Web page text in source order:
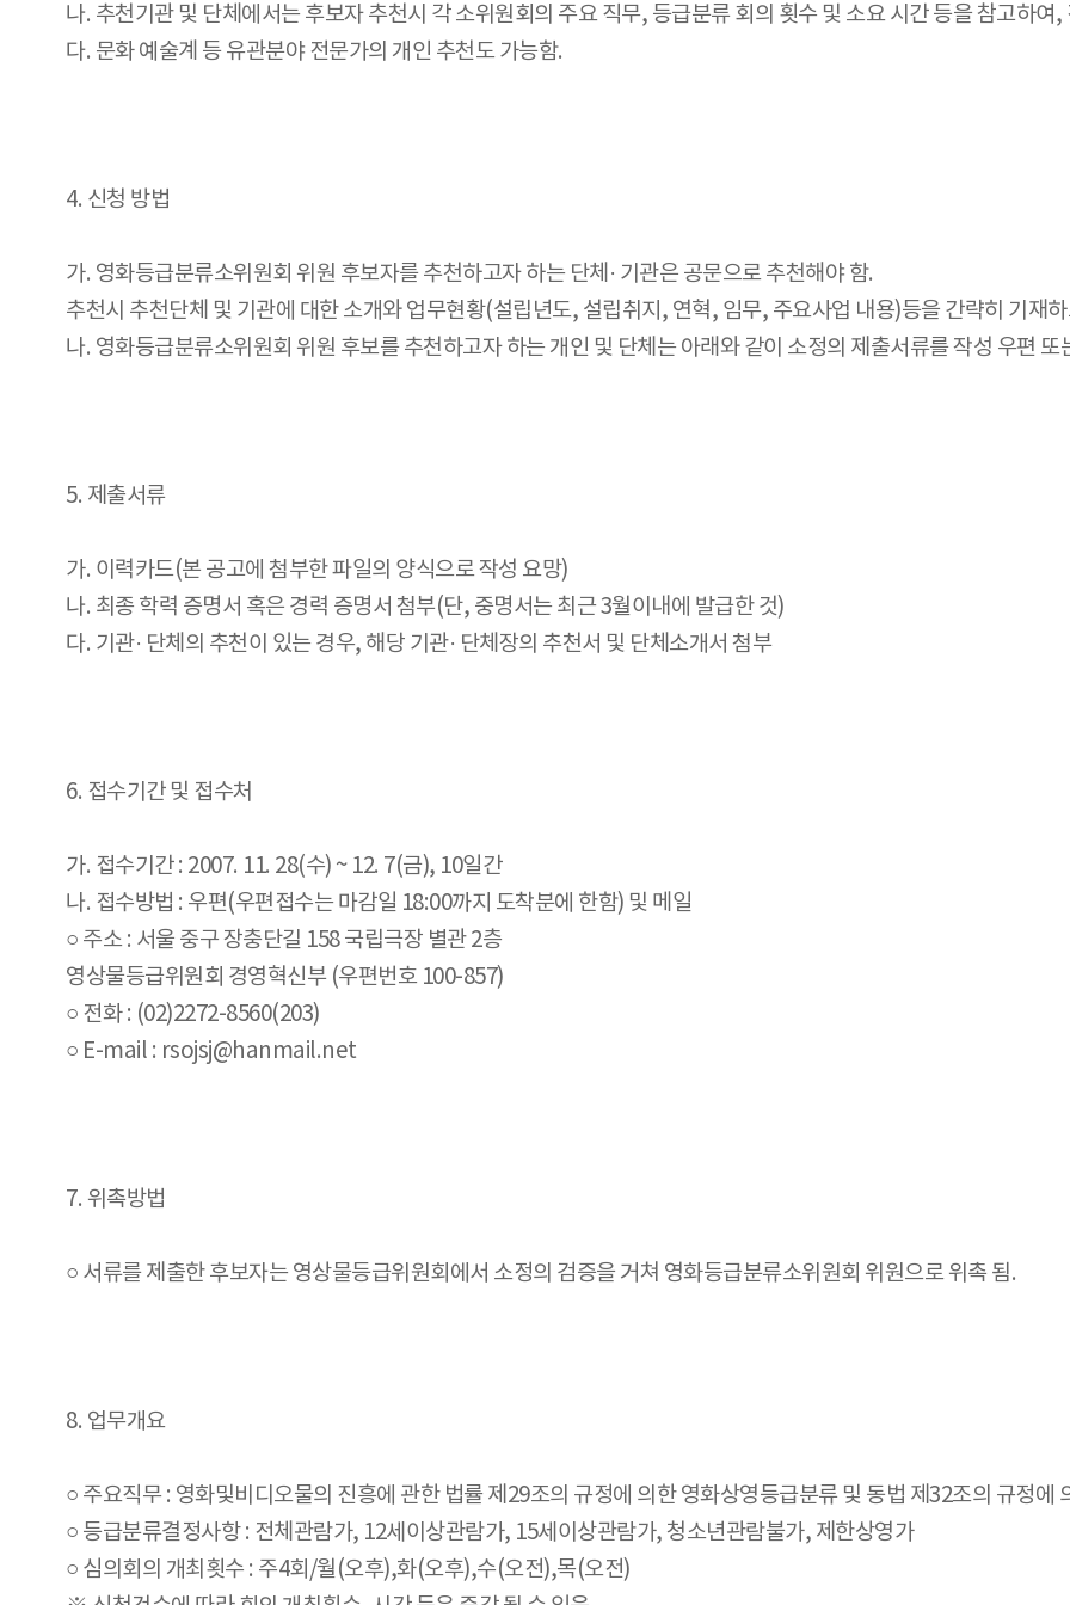
나. 추천기관 및 단체에서는 후보자 추천시 각 소위원회의 주요 직무, 등급분류 회의 횟수 및 소요 시간 등을 참고하
다. 문화 예술계 등 유관분야 전문가의 개인 추천도 가능함.
4. 신청 방법
가. 영화등급분류소위원회 위원 후보자를 추천하고자 하는 단체· 기관은 공문으로 추천해야 함.
추천시 추천단체 및 기관에 대한 소개와 업무현황(설립년도, 설립취지, 연혁, 임무, 주요사업 내용)등을 간략히 기재
나. 영화등급분류소위원회 위원 후보를 추천하고자 하는 개인 및 단체는 아래와 같이 소정의 제출서류를 작성 우편
5. 제출서류
가. 이력카드(본 공고에 첨부한 파일의 양식으로 작성 요망)
나. 최종 학력 증명서 혹은 경력 증명서 첨부(단, 중명서는 최근 3월이내에 발급한 것)
다. 기관· 단체의 추천이 있는 경우, 해당 기관· 단체장의 추천서 및 단체소개서 첨부
6. 접수기간 및 접수처
가. 접수기간 : 2007. 11. 28(수) ~ 12. 7(금), 10일간
나. 접수방법 : 우편(우편접수는 마감일 18:00까지 도착분에 한함) 및 메일
○ 주소 : 서울 중구 장충단길 158 국립극장 별관 2층
영상물등급위원회 경영혁신부 (우편번호 100-857)
○ 전화 : (02)2272-8560(203)
○ E-mail : rsojsj@hanmail.net
7. 위촉방법
○ 서류를 제출한 후보자는 영상물등급위원회에서 소정의 검증을 거쳐 영화등급분류소위원회 위원으로 위촉 됨.
8. 업무개요
○ 주요직무 : 영화및비디오물의 진흥에 관한 법률 제29조의 규정에 의한 영화상영등급분류 및 동법 제32조의 규정에
○ 등급분류결정사항 : 전체관람가, 12세이상관람가, 15세이상관람가, 청소년관람불가, 제한상영가
○ 심의회의 개최횟수 : 주4회/월(오후),화(오후),수(오전),목(오전)